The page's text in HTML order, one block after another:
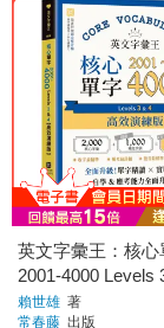
英文字彙王：核心
2001-4000 Levels
效演練版】
賴世雄 著
常春藤 出版